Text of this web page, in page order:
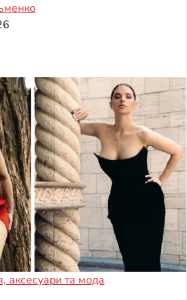
аксесуари та мода